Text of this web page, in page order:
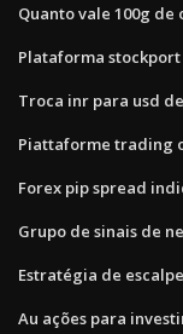
Quanto vale 100g de
Plataforma stockport
Troca inr para usd
Piattaforme trading
Forex pip spread
Grupo de sinais de
Estratégia de
Au ações para